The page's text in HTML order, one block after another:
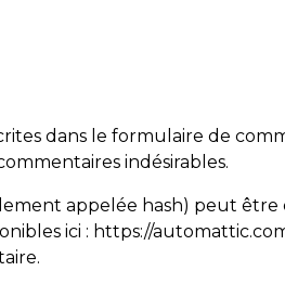
dans le formulaire de
indésirables.
appelée hash) peut
ici : https://